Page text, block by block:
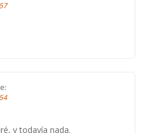
y todavía nada.